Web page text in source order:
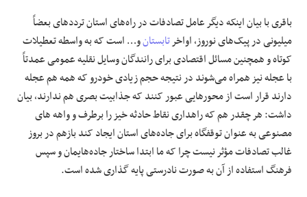
باقری با بیان اینکه دیگر عامل تصادفات در راه‌های استان ترددهای بعضاً
میلیونی در پیک‌های نوروز، اواخرتابستانو… است که به واسطه تعطیلات
کوتاه و همچنین مسائل اقتصادی برای رانندگان وسایل نقلیه عمومی عمدتاً
با عجله نیز همراه می‌شوند در نتیجه حجم زیادی خودرو که همه هم عجله
دارند قرار است از محورهایی عبور کنند که جذابیت بصری هم ندارند، بیان
داشت: هر چقدر هم که راهداری نقاط حادثه خیز را برطرف و واهه های
مصنوعی به عنوان توقفگاه برای جاده‌های استان ایجاد کند بازهم در بروز
غالب تصادفات مؤثر نیست چرا که ما ابتدا ساختار جاده‌هایمان و سپس
فرهنگ استفاده از آن به صورت نادرستی پایه گذاری شده است.